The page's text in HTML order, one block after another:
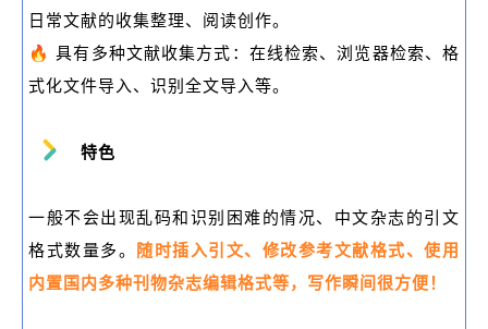
日常文献的收集整理、阅读创作。
🔥 具有多种文献收集方式：在线检索、浏览器检索、格
式化文件导入、识别全文导入等。
特色
一般不会出现乱码和识别困难的情况、中文杂志的引文
格式数量多。 随时插入引文、修改参考文献格式、使用
内置国内多种刊物杂志编辑格式等，写作瞬间很方便！